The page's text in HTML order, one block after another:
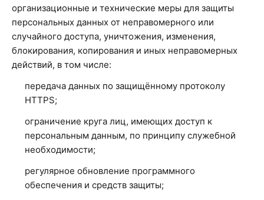
организационные и технические меры для защиты
персональных данных от неправомерного или
случайного доступа, уничтожения, изменения,
блокирования, копирования и иных неправомерных
действий, в том числе:
передача данных по защищённому протоколу
HTTPS;
ограничение круга лиц, имеющих доступ к
персональным данным, по принципу служебной
необходимости;
регулярное обновление программного
обеспечения и средств защиты;